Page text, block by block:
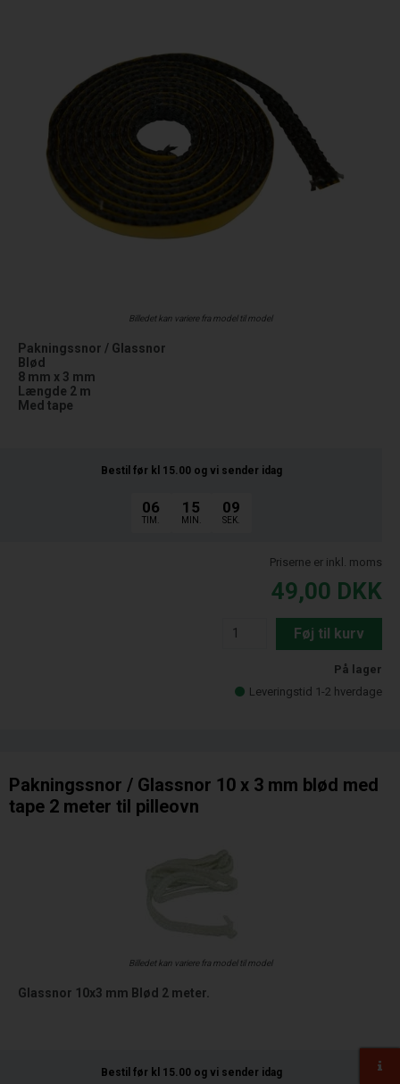
Billedet kan variere fra model til model
Pakningssnor / Glassnor
Blød
8 mm x 3 mm
Længde 2 m
Med tape
Bestil før kl 15.00 og vi sender idag
06
TIM.
15
MIN.
08
SEK.
Priserne er inkl. moms
49,00 DKK
Føj til kurv
På lager
Leveringstid 1-2 hverdage
Pakningssnor / Glassnor 10 x 3 mm blød med
tape 2 meter til pilleovn
Billedet kan variere fra model til model
Glassnor 10x3 mm Blød 2 meter.
Bestil før kl 15.00 og vi sender idag